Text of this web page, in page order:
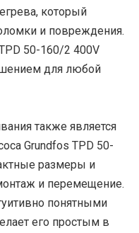
который
и повреждения.
50-160/2 400V
для любой
также является
Grundfos TPD 50-
размеры и
и перемещение.
понятными
его простым в